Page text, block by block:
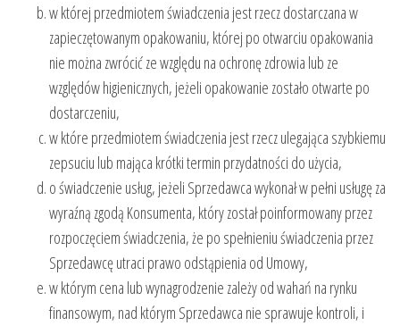
w której przedmiotem świadczenia jest rzecz dostarczana w
zapieczętowanym opakowaniu, której po otwarciu opakowania
nie można zwrócić ze względu na ochronę zdrowia lub ze
względów higienicznych, jeżeli opakowanie zostało otwarte po
dostarczeniu,
w które przedmiotem świadczenia jest rzecz ulegająca szybkiemu
zepsuciu lub mająca krótki termin przydatności do użycia,
o świadczenie usług, jeżeli Sprzedawca wykonał w pełni usługę za
wyraźną zgodą Konsumenta, który został poinformowany przez
rozpoczęciem świadczenia, że po spełnieniu świadczenia przez
Sprzedawcę utraci prawo odstąpienia od Umowy,
w którym cena lub wynagrodzenie zależy od wahań na rynku
finansowym, nad którym Sprzedawca nie sprawuje kontroli, i